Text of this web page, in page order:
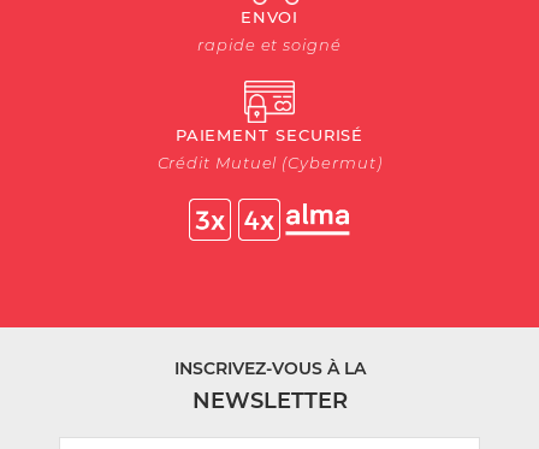
ENVOI
rapide et soigné
PAIEMENT SECURISÉ
Crédit Mutuel (Cybermut)
INSCRIVEZ-VOUS À LA
NEWSLETTER